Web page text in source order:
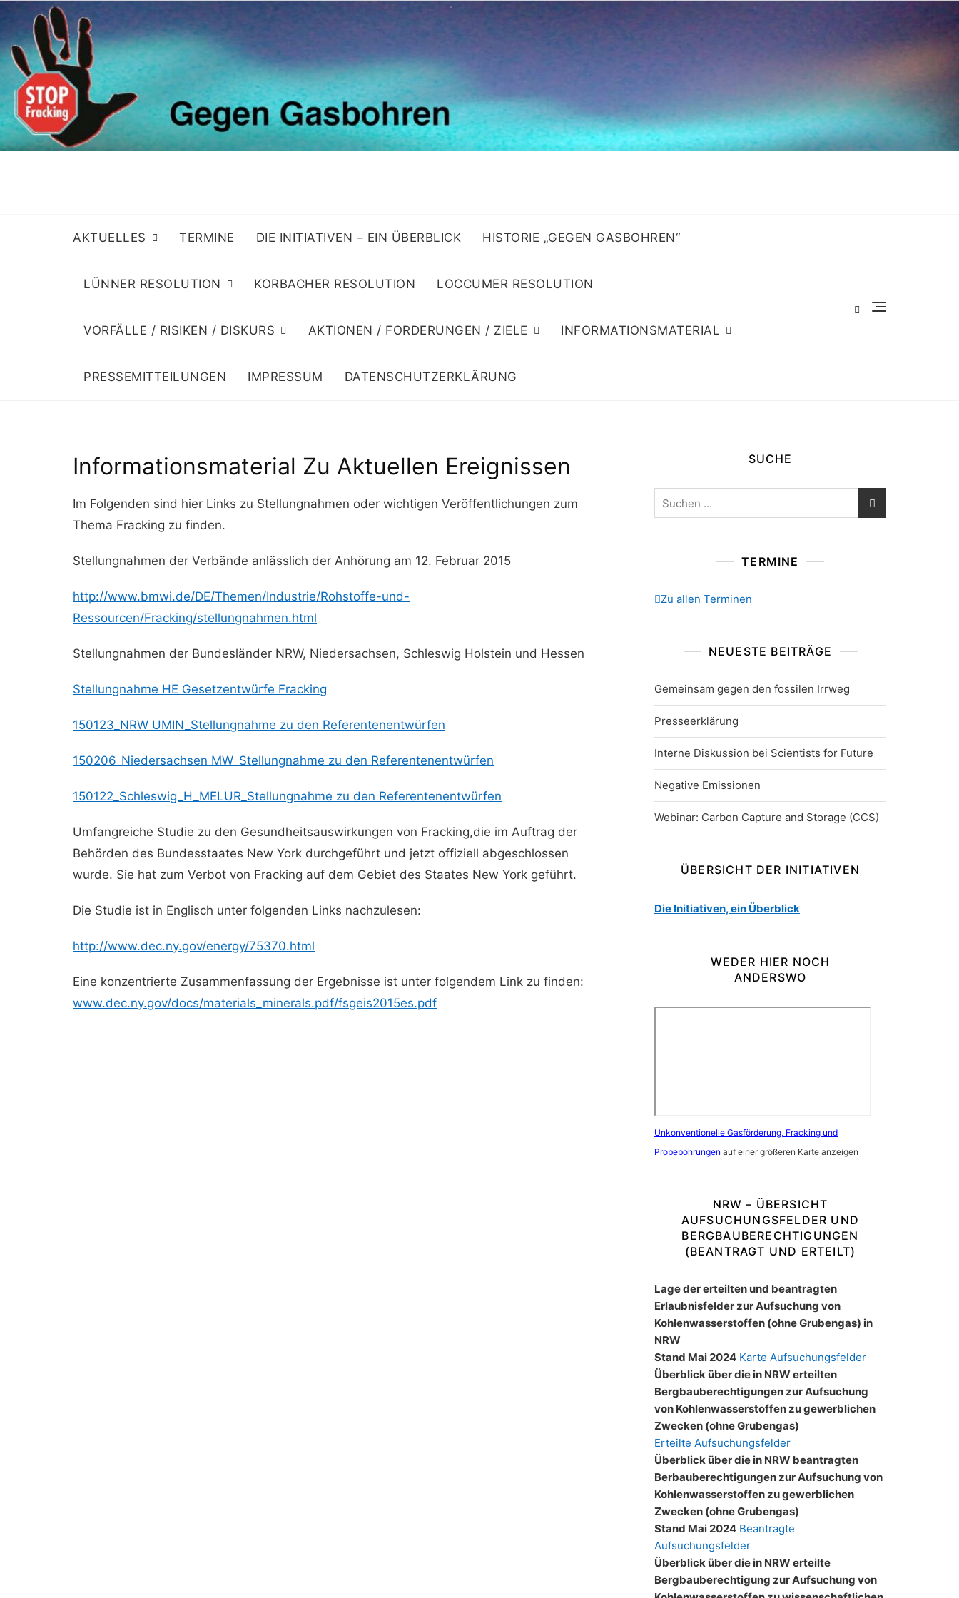
content
AKTUELLES TERMINE DIE INITIATIVEN – EIN ÜBERBLICK HISTORIE „GEGEN GASBOHREN“
LÜNNER RESOLUTION KORBACHER RESOLUTION LOCCUMER RESOLUTION
VORFÄLLE / RISIKEN / DISKURS AKTIONEN / FORDERUNGEN / ZIELE INFORMATIONSMATERIAL
PRESSEMITTEILUNGEN IMPRESSUM DATENSCHUTZERKLÄRUNG
Informationsmaterial Zu Aktuellen Ereignissen
Im Folgenden sind hier Links zu Stellungnahmen oder wichtigen Veröffentlichungen zum
Thema Fracking zu finden.
Stellungnahmen der Verbände anlässlich der Anhörung am 12. Februar 2015
http://www.bmwi.de/DE/Themen/Industrie/Rohstoffe-und-
Ressourcen/Fracking/stellungnahmen.html
Stellungnahmen der Bundesländer NRW, Niedersachsen, Schleswig Holstein und Hessen
Stellungnahme HE Gesetzentwürfe Fracking
150123_NRW UMIN_Stellungnahme zu den Referentenentwürfen
150206_Niedersachsen MW_Stellungnahme zu den Referentenentwürfen
150122_Schleswig_H_MELUR_Stellungnahme zu den Referentenentwürfen
Umfangreiche Studie zu den Gesundheitsauswirkungen von Fracking,die im Auftrag der
Behörden des Bundesstaates New York durchgeführt und jetzt offiziell abgeschlossen
wurde. Sie hat zum Verbot von Fracking auf dem Gebiet des Staates New York geführt.
Die Studie ist in Englisch unter folgenden Links nachzulesen:
http://www.dec.ny.gov/energy/75370.html
Eine konzentrierte Zusammenfassung der Ergebnisse ist unter folgendem Link zu finden:
www.dec.ny.gov/docs/materials_minerals.pdf/fsgeis2015es.pdf
SUCHE
TERMINE
Zu allen Terminen
NEUESTE BEITRÄGE
Gemeinsam gegen den fossilen Irrweg
Presseerklärung
Interne Diskussion bei Scientists for Future
Negative Emissionen
Webinar: Carbon Capture and Storage (CCS)
ÜBERSICHT DER INITIATIVEN
Die Initiativen, ein Überblick
WEDER HIER NOCH
ANDERSWO
Unkonventionelle Gasförderung, Fracking und
Probebohrungen auf einer größeren Karte anzeigen
NRW – ÜBERSICHT
AUFSUCHUNGSFELDER UND
BERGBAUBERECHTIGUNGEN
(BEANTRAGT UND ERTEILT)
Lage der erteilten und beantragten
Erlaubnisfelder zur Aufsuchung von
Kohlenwasserstoffen (ohne Grubengas) in
NRW
Stand Mai 2024 Karte Aufsuchungsfelder
Überblick über die in NRW erteilten
Bergbauberechtigungen zur Aufsuchung
von Kohlenwasserstoffen zu gewerblichen
Zwecken (ohne Grubengas)
Erteilte Aufsuchungsfelder
Überblick über die in NRW beantragten
Berbauberechtigungen zur Aufsuchung von
Kohlenwasserstoffen zu gewerblichen
Zwecken (ohne Grubengas)
Stand Mai 2024 Beantragte
Aufsuchungsfelder
Überblick über die in NRW erteilte
Bergbauberechtigung zur Aufsuchung von